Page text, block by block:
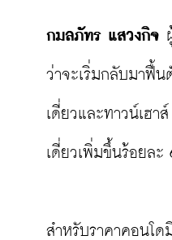
กมลภัทร แสวงกิจ
ว่าจะเริ่มกลับมาฟื้
เดี่ยวและทาวน์เฮ
เดี่ยวเพิ่มขึ้นร้อยล
สำหรับราคาคอนโ